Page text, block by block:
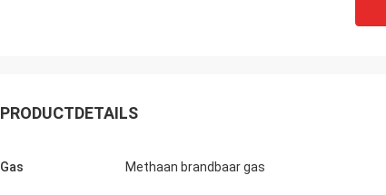
PRODUCTDETAILS
Gas Methaan brandbaar gas